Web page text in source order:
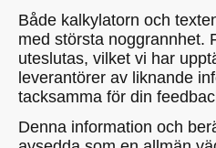
Både kalkylatorn och
med största noggrannhet.
uteslutas, vilket vi har
leverantörer av liknande
tacksamma för din
Denna information och